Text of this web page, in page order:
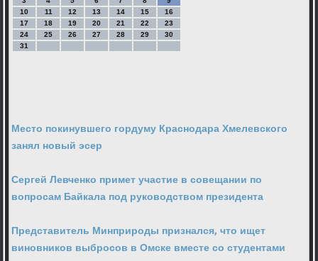
10
11 12 13 14 15
16
17
18 19 20 21 22
23
24
25 26 27 28 29
30
31
Место покинувшего гордуму Краснодара Хмелевского
занял новый эсер
Сергей Левченко примет участие в совещании по
вопросам Байкала под руководством президента
Представитель Минприроды признался, что ищет
виновников выбросов в Омске вместе со студентами